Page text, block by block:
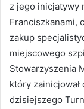
z jego inicjatywy
Franciszkanami,
zakup
miejscowego
Stowarzyszenia
który
dzisiejszego